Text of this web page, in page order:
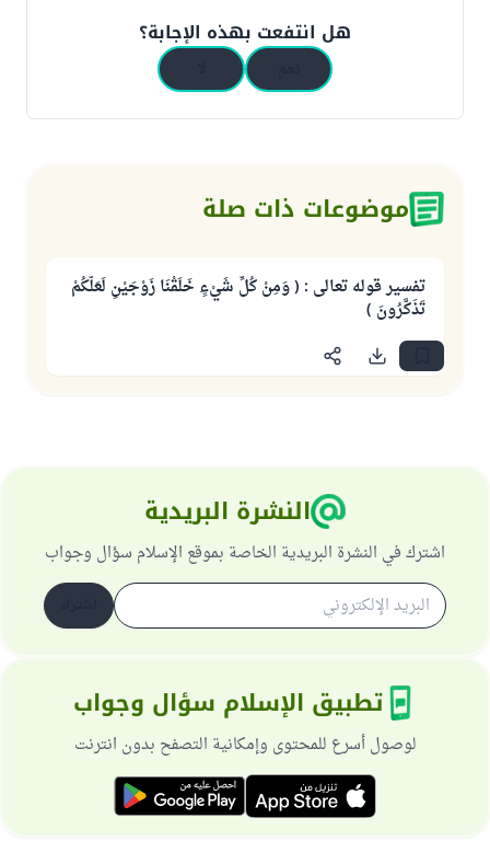
هل انتفعت بهذه الإجابة؟
موضوعات ذات صلة
تفسير قوله تعالى : ( وَمِنْ كُلِّ شَيْءٍ خَلَقْنَا زَوْجَيْنِ لَعَلَّكُمْ
تَذَكَّرُونَ )
النشرة البريدية
اشترك في النشرة البريدية الخاصة بموقع الإسلام سؤال وجواب
تطبيق الإسلام سؤال وجواب
لوصول أسرع للمحتوى وإمكانية التصفح بدون انترنت